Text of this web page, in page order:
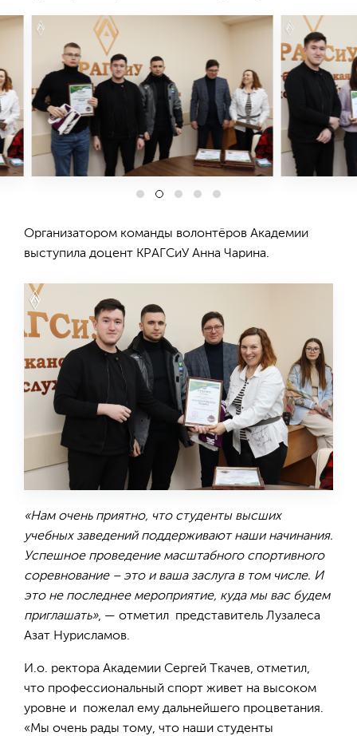
Организатором команды волонтёров Академии
выступила доцент КРАГСиУ Анна Чарина.
«Нам очень приятно, что студенты высших
учебных заведений поддерживают наши начинания.
Успешное проведение масштабного спортивного
соревнование – это и ваша заслуга в том числе. И
это не последнее мероприятие, куда мы вас будем
приглашать», — отметил представитель Лузалеса
Азат Нурисламов.
И.о. ректора Академии Сергей Ткачев, отметил,
что профессиональный спорт живет на высоком
уровне и пожелал ему дальнейшего процветания.
«Мы очень рады тому, что наши студенты